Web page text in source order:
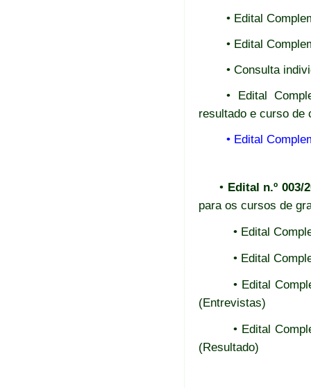
• Edital
• Edital
• Consulta
• Edital
resultado e curso de
• Edital
• Edital n.º 003/
para os cursos de
• Edital
• Edital
• Edital
(Entrevistas)
• Edital
(Resultado)